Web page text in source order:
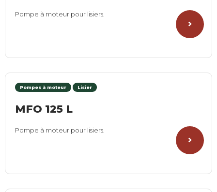
Pompe à moteur pour lisiers.
Pompes à moteur Lisier
MFO 125 L
Pompe à moteur pour lisiers.